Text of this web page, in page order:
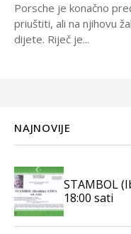
Porsche je konačno
priuštiti, ali na njihovu
dijete. Riječ je...
NAJNOVIJE
STAMBOL
18:00 sati